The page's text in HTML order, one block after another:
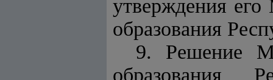
утверждения его
образования
9. Решение
образования